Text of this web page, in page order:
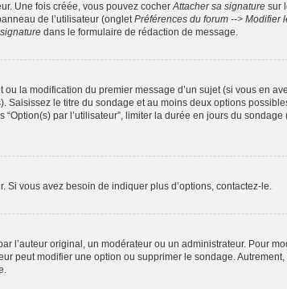
Une fois créée, vous pouvez cocherAttacher sa signature sur
de l’utilisateur (ongletPréférences du forum --> Modifier
dans le formulaire de rédaction de message.
la modification du premier message d’un sujet (si vous en
Saisissez le titre du sondage et au moins deux options
par l’utilisateur”, limiter la durée en jours du
Si vous avez besoin de indiquer plus d’options, contactez-le.
l’auteur original, un modérateur ou un administrateur. Pour
peut modifier une option ou supprimer le sondage.